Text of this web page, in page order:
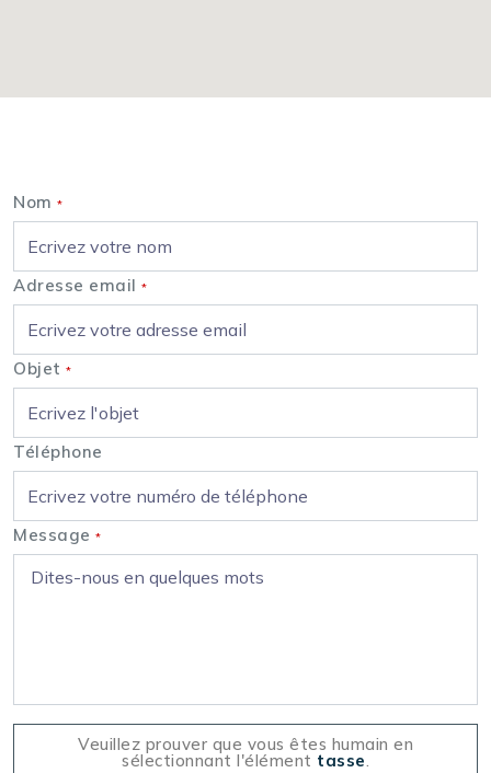
Nom *
Adresse email *
Objet *
Téléphone
Message *
Veuillez prouver que vous êtes humain en
sélectionnant l'élément tasse.